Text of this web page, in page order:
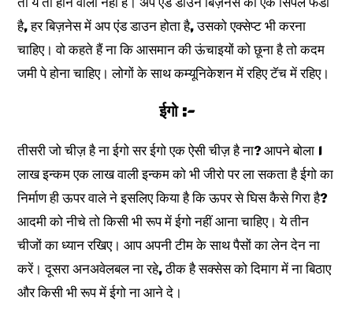
है, हर बिज़नेस में अप एंड डाउन होता है, उसको एक्सेप्ट भी करना
चाहिए। वो कहते हैं ना कि आसमान की ऊंचाइयों को छूना है तो कदम
जमी पे होना चाहिए। लोगों के साथ कम्यूनिकेशन में रहिए टॅच में रहिए।
ईगो :-
तीसरी जो चीज़ है ना ईगो सर ईगो एक ऐसी चीज़ है ना? आपने बोला 1
लाख इन्कम एक लाख वाली इन्कम को भी जीरो पर ला सकता है ईगो का
निर्माण ही ऊपर वाले ने इसलिए किया है कि ऊपर से घिस कैसे गिरा है?
आदमी को नीचे तो किसी भी रूप में ईगो नहीं आना चाहिए। ये तीन
चीजों का ध्यान रखिए। आप अपनी टीम के साथ पैसों का लेन देन ना
करें। दूसरा अनअवेलबल ना रहे, ठीक है सक्सेस को दिमाग में ना बिठाए
और किसी भी रूप में ईगो ना आने दे।